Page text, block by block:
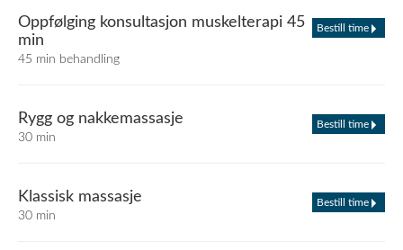
Oppfølging konsultasjon muskelterapi 45
min
45 min behandling
Bestill time
Rygg og nakkemassasje
30 min
Bestill time
Klassisk massasje
30 min
Bestill time